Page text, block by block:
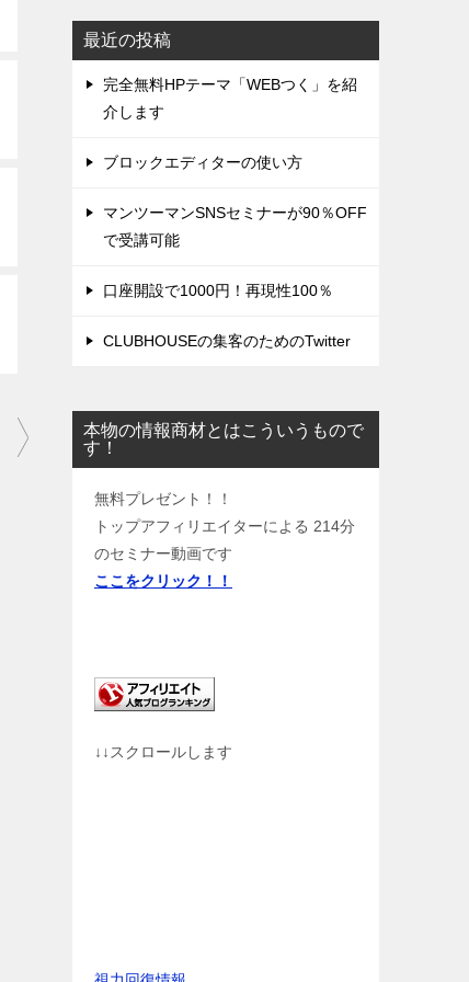
最近の投稿
完全無料HPテーマ「WEBつく」を紹
介します
ブロックエディターの使い方
マンツーマンSNSセミナーが90％OFF
で受講可能
口座開設で1000円！再現性100％
CLUBHOUSEの集客のためのTwitter
本物の情報商材とはこういうもので
す！
無料プレゼント！！
トップアフィリエイターによる 214分
のセミナー動画です
ここをクリック！！
↓↓スクロールします